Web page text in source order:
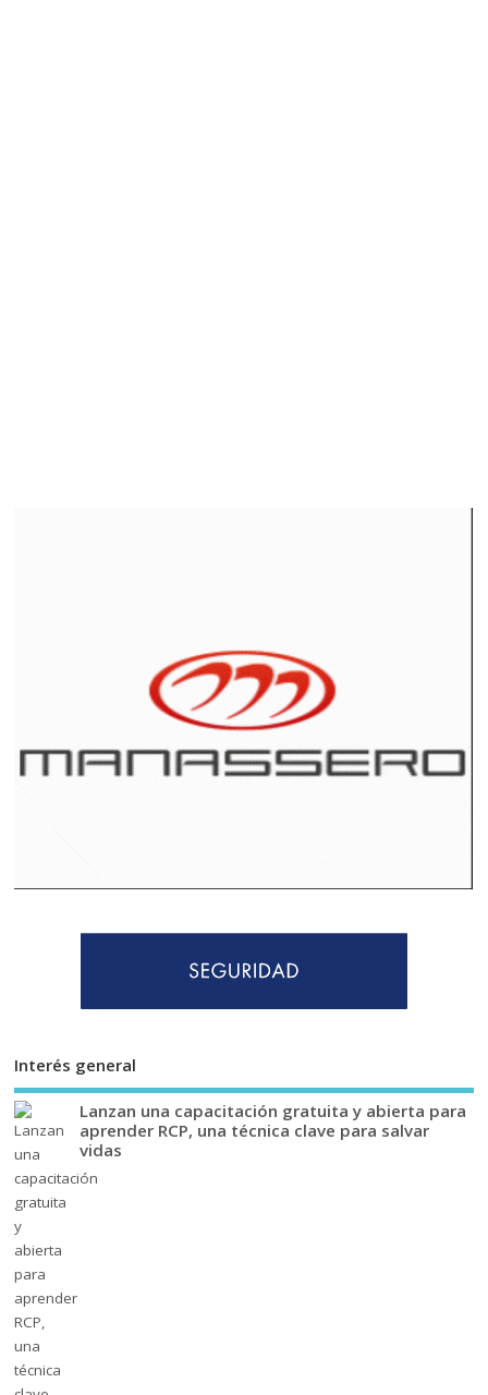
Interés general
Lanzan una capacitación gratuita y abierta para
aprender RCP, una técnica clave para salvar
vidas